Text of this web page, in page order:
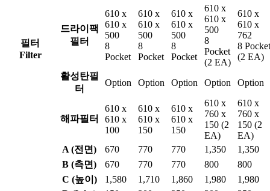
필터
Filter
드라이팩
필터
610 x
610 x
500
8
Pocket
610 x
610 x
500
8
Pocket
610 x
610 x
500
8
Pocket
610 x
610 x
500
8
Pocket
(2 EA)
610 x
610 x
762
8 Pocket
(2 EA)
활성탄필
터
Option Option Option Option Option
해파필터
610 x
610 x
100
610 x
610 x
150
610 x
610 x
150
610 x
760 x
150 (2
EA)
610 x
760 x
150 (2
EA)
A (전면) 670 770 770 1,350
1,350
B (측면)
670 770 770 800
800
C (높이)
1,580 1,710 1,860 1,980
1,980